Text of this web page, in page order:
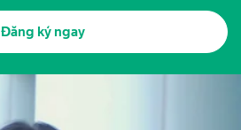
Đăng ký ngay